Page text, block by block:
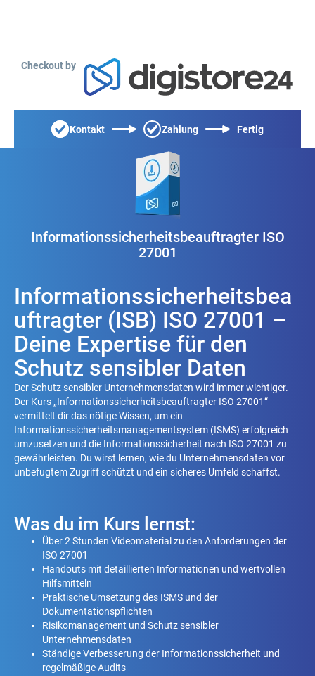
Checkout by
Kontakt Zahlung Fertig
Informationssicherheitsbeauftragter ISO
27001
Informationssicherheitsbea
uftragter (ISB) ISO 27001 –
Deine Expertise für den
Schutz sensibler Daten
Der Schutz sensibler Unternehmensdaten wird immer wichtiger.
Der Kurs „Informationssicherheitsbeauftragter ISO 27001“
vermittelt dir das nötige Wissen, um ein
Informationssicherheitsmanagementsystem (ISMS) erfolgreich
umzusetzen und die Informationssicherheit nach ISO 27001 zu
gewährleisten. Du wirst lernen, wie du Unternehmensdaten vor
unbefugtem Zugriff schützt und ein sicheres Umfeld schaffst.
Was du im Kurs lernst:
Über 2 Stunden Videomaterial zu den Anforderungen der
ISO 27001
Handouts mit detaillierten Informationen und wertvollen
Hilfsmitteln
Praktische Umsetzung des ISMS und der
Dokumentationspflichten
Risikomanagement und Schutz sensibler
Unternehmensdaten
Ständige Verbesserung der Informationssicherheit und
regelmäßige Audits